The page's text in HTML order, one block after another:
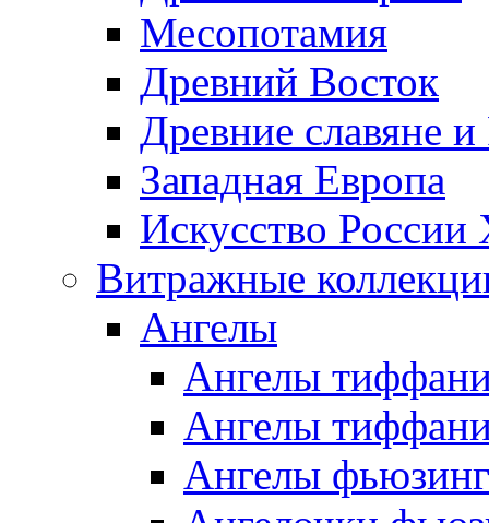
Месопотамия
Древний Восток
Древние славяне и
Западная Европа
Искусство
Витражные
Ангелы
Ангелы
Ангелы
Ангелы фьюзинг